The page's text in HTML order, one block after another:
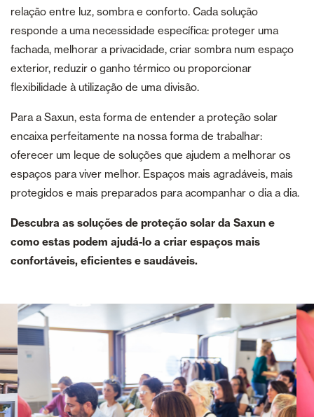
relação entre luz, sombra e conforto. Cada solução
responde a uma necessidade específica: proteger uma
fachada, melhorar a privacidade, criar sombra num espaço
exterior, reduzir o ganho térmico ou proporcionar
flexibilidade à utilização de uma divisão.
Para a Saxun, esta forma de entender a proteção solar
encaixa perfeitamente na nossa forma de trabalhar:
oferecer um leque de soluções que ajudem a melhorar os
espaços para viver melhor. Espaços mais agradáveis, mais
protegidos e mais preparados para acompanhar o dia a dia.
Descubra as soluções de proteção solar da Saxun e
como estas podem ajudá-lo a criar espaços mais
confortáveis, eficientes e saudáveis.